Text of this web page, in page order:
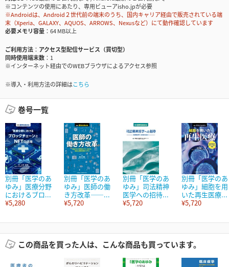
※コンテンツの使用にあたり、専用ビューアisho.jpが必要
※Androidは、Android２世代前の端末のうち、国内キャリア経由で販売されている端
末（Xperia、GALAXY、AQUOS、ARROWS、Nexusなど）にて動作確認しています
必要メモリ容量
64 MB以上
ご利用方法
アクセス型配信サービス（買切型）
同時使用端末数
1
※インターネット経由でのWEBブラウザによるアクセス参照
※導入・利用方法の詳細はこちら
巻号一覧
別冊「医学のあ
ゆみ」医療分野
におけるブロ...
¥5,280
別冊「医学のあ
ゆみ」医師の働
き方改革――...
¥5,720
別冊「医学のあ
ゆみ」司法精神
医学への招待...
¥5,720
別冊「医学のあ
ゆみ」細胞を用
いた再生医療...
¥5,720
この商品を買った人は、こんな商品も買っています。